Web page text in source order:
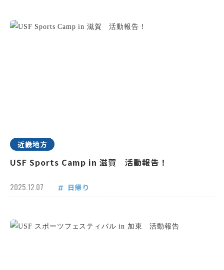
近畿地方
USF Sports Camp in 滋賀 活動報告！
2025.12.07 日帰り